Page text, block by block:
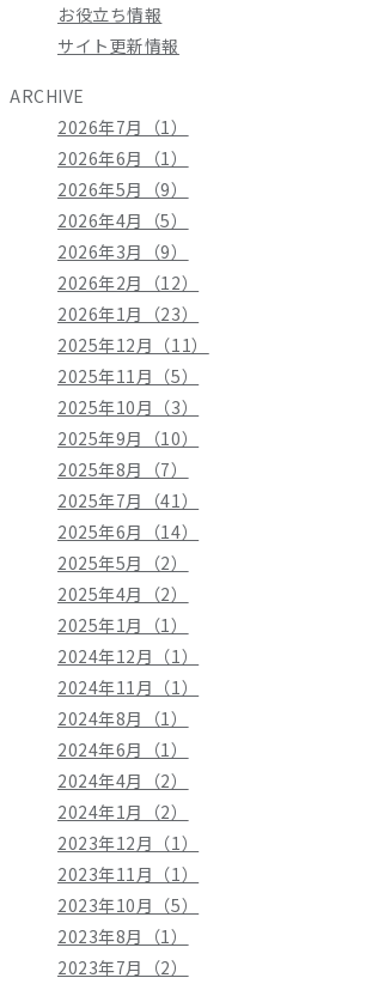
お役立ち情報
サイト更新情報
ARCHIVE
2026年7月（1）
2026年6月（1）
2026年5月（9）
2026年4月（5）
2026年3月（9）
2026年2月（12）
2026年1月（23）
2025年12月（11）
2025年11月（5）
2025年10月（3）
2025年9月（10）
2025年8月（7）
2025年7月（41）
2025年6月（14）
2025年5月（2）
2025年4月（2）
2025年1月（1）
2024年12月（1）
2024年11月（1）
2024年8月（1）
2024年6月（1）
2024年4月（2）
2024年1月（2）
2023年12月（1）
2023年11月（1）
2023年10月（5）
2023年8月（1）
2023年7月（2）